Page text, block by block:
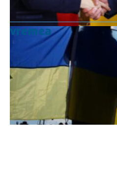
vremea